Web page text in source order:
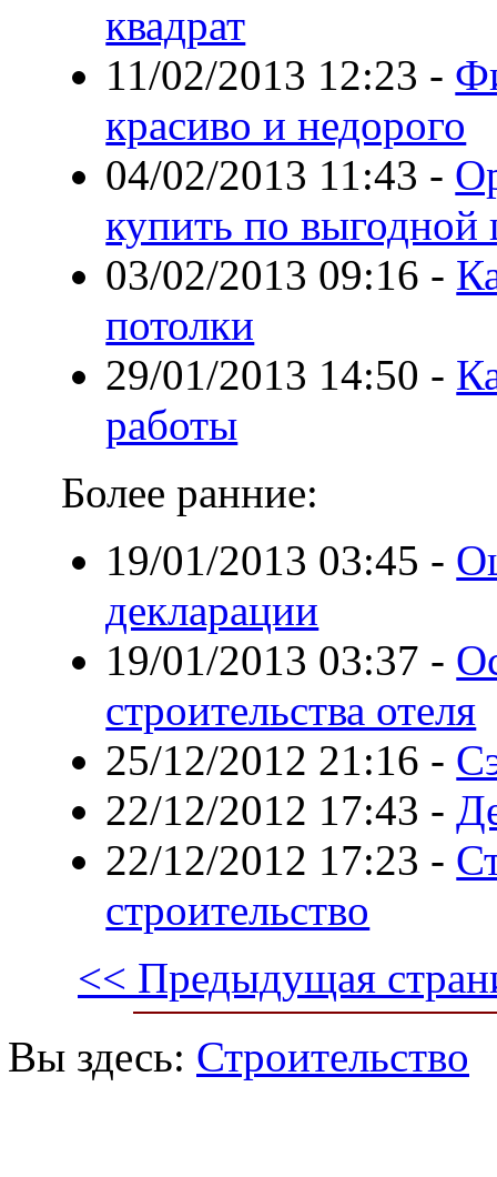
квадрат
11/02/2013 12:23 -
красиво и недорого
04/02/2013 11:43 -
купить по выгодной
03/02/2013 09:16 -
потолки
29/01/2013 14:50 -
работы
Более ранние:
19/01/2013 03:45 -
декларации
19/01/2013 03:37 -
строительства отеля
25/12/2012 21:16 -
22/12/2012 17:43 -
22/12/2012 17:23 -
строительство
<< Предыдущая
Вы здесь: Строительство